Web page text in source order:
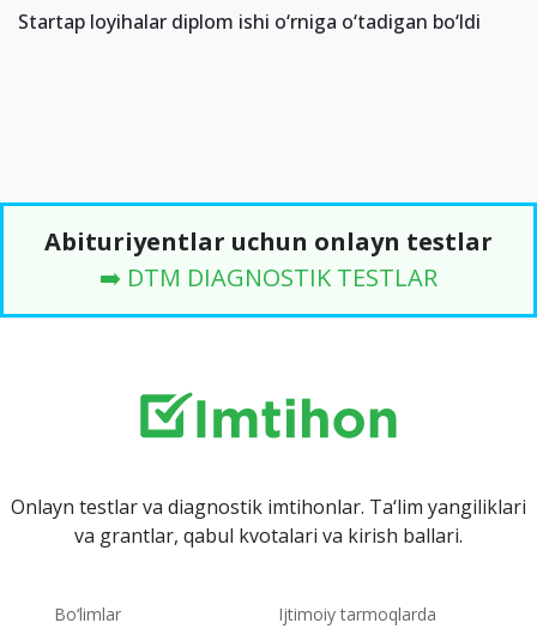
Startap loyihalar diplom ishi o‘rniga o‘tadigan bo‘ldi
Abituriyentlar uchun onlayn testlar
➡️ DTM DIAGNOSTIK TESTLAR
Onlayn testlar va diagnostik imtihonlar. Ta‘lim yangiliklari
va grantlar, qabul kvotalari va kirish ballari.
Bo‘limlar Ijtimoiy tarmoqlarda